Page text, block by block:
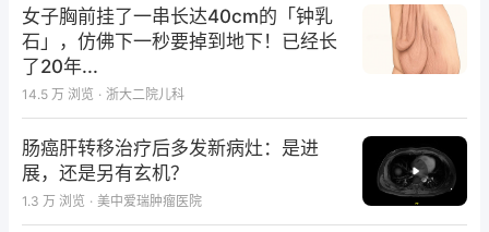
女子胸前挂了一串长达40cm的「钟乳
石」，仿佛下一秒要掉到地下！已经长
了20年...
14.5 万 浏览 · 浙大二院儿科
肠癌肝转移治疗后多发新病灶：是进
展，还是另有玄机？
1.3 万 浏览 · 美中爱瑞肿瘤医院